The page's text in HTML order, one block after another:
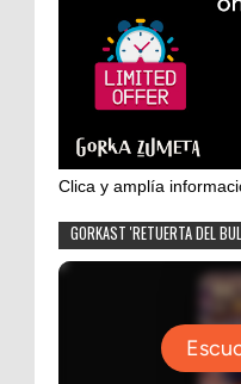
Clica y amplía
GORKAST 'RETUERTA DEL